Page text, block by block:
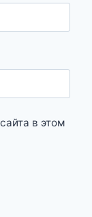
в этом